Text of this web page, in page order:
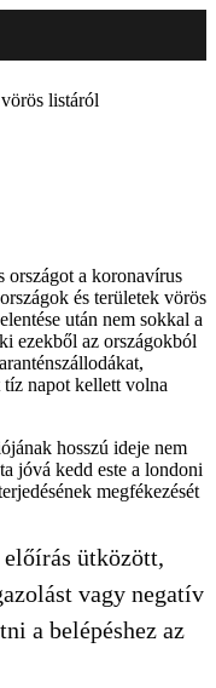
listáról
országot a koronavírus
és területek vörös
után nem sokkal a
ezekből az országokból
tíz napot kellett volna
hosszú ideje nem
jóvá kedd este a londoni
megfékezését
előírás ütközött,
vagy negatív
a belépéshez az